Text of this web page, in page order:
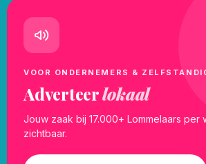
VOOR ONDERNEMERS &
Adverteerlokaal
Jouw zaak bij 17.000+ Lommelaars per
zichtbaar.